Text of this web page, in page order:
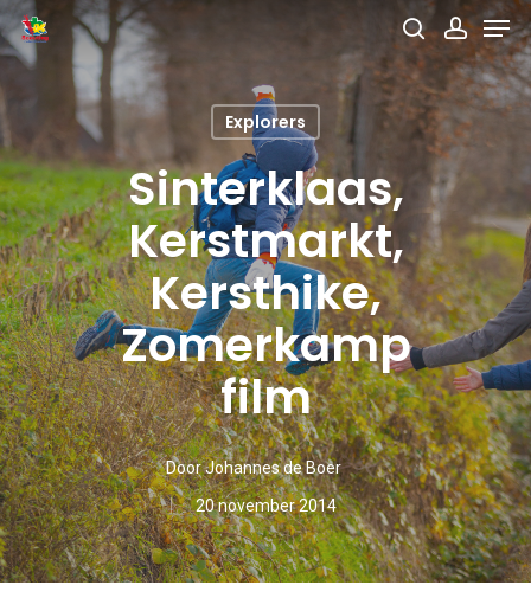
Skip
to
main
search
Explorers
Sinterklaas,
Kerstmarkt,
Kersthike,
Zomerkamp
film
DoorJohannes de Boer
20 november 2014